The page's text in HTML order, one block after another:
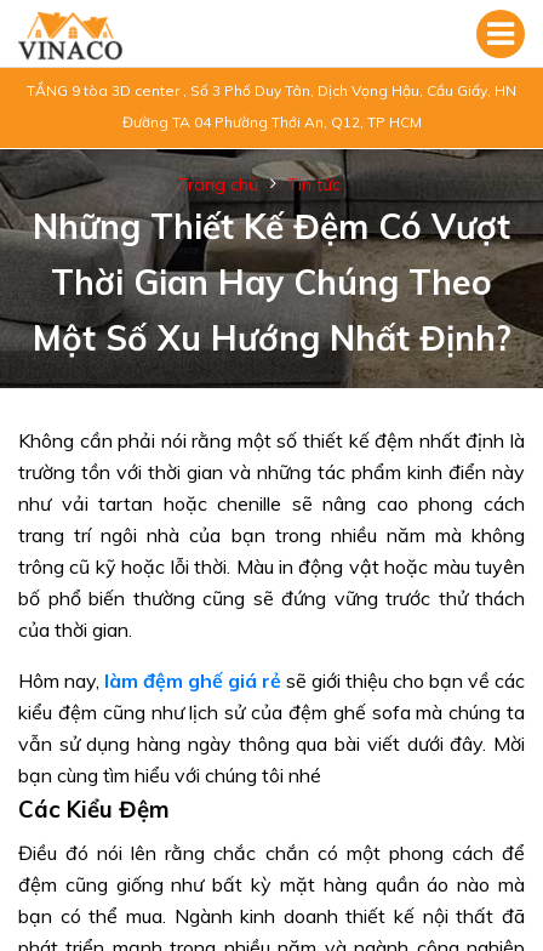
TẦNG 9 tòa 3D center , Số 3 Phố Duy Tân, Dịch Vọng Hậu, Cầu Giấy, HN
Đường TA 04 Phường Thới An, Q12, TP HCM
Trang chủ Tin tức
Những Thiết Kế Đệm Có Vượt
Thời Gian Hay Chúng Theo
Một Số Xu Hướng Nhất Định?
Không cần phải nói rằng một số thiết kế đệm nhất định là
trường tồn với thời gian và những tác phẩm kinh điển này
như vải tartan hoặc chenille sẽ nâng cao phong cách
trang trí ngôi nhà của bạn trong nhiều năm mà không
trông cũ kỹ hoặc lỗi thời. Màu in động vật hoặc màu tuyên
bố phổ biến thường cũng sẽ đứng vững trước thử thách
của thời gian.
Hôm nay, làm đệm ghế giá rẻ sẽ giới thiệu cho bạn về các
kiểu đệm cũng như lịch sử của đệm ghế sofa mà chúng ta
vẫn sử dụng hàng ngày thông qua bài viết dưới đây. Mời
bạn cùng tìm hiểu với chúng tôi nhé
Các Kiểu Đệm
Điều đó nói lên rằng chắc chắn có một phong cách để
đệm cũng giống như bất kỳ mặt hàng quần áo nào mà
bạn có thể mua. Ngành kinh doanh thiết kế nội thất đã